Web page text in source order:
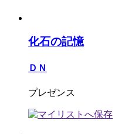
化石の記憶
ＤＮ
プレゼンス